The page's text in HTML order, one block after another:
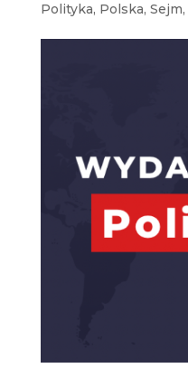
Polityka, Polska, Sejm,